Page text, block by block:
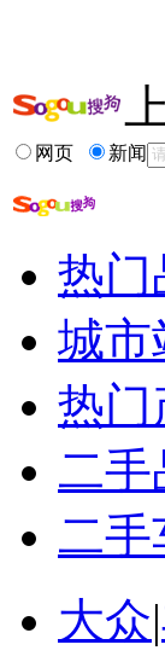
相关推荐
全新换代奥
全新胜达比
白色奥迪q5
奥迪国产q3
奥迪a4新车
网页 新闻
热门
城市
热门
二手
二手
大众|